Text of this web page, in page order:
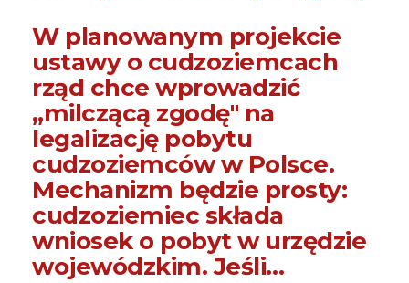
W planowanym projekcie
ustawy o cudzoziemcach
rząd chce wprowadzić
„milczącą zgodę" na
legalizację pobytu
cudzoziemców w Polsce.
Mechanizm będzie prosty:
cudzoziemiec składa
wniosek o pobyt w urzędzie
wojewódzkim. Jeśli…